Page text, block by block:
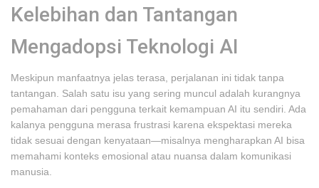
Kelebihan dan Tantangan
Mengadopsi Teknologi AI
Meskipun manfaatnya jelas terasa, perjalanan ini tidak tanpa
tantangan. Salah satu isu yang sering muncul adalah kurangnya
pemahaman dari pengguna terkait kemampuan AI itu sendiri. Ada
kalanya pengguna merasa frustrasi karena ekspektasi mereka
tidak sesuai dengan kenyataan—misalnya mengharapkan AI bisa
memahami konteks emosional atau nuansa dalam komunikasi
manusia.